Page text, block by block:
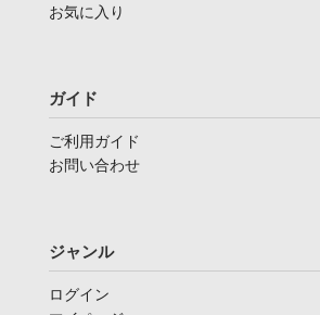
お気に入り
ガイド
ご利用ガイド
お問い合わせ
ジャンル
ログイン